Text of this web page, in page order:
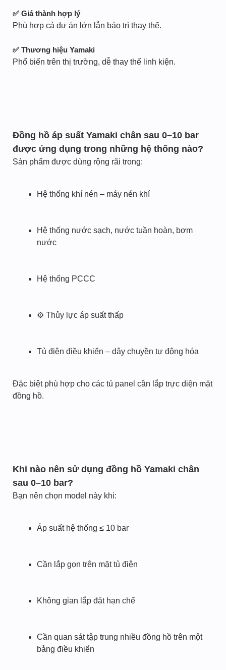
✅ Giá thành hợp lý
Phù hợp cả dự án lớn lẫn bảo trì thay thế.
✅ Thương hiệu Yamaki
Phổ biến trên thị trường, dễ thay thế linh kiện.
Đồng hồ áp suất Yamaki chân sau 0–10 bar
được ứng dụng trong những hệ thống nào?
Sản phẩm được dùng rộng rãi trong:
Hệ thống khí nén – máy nén khí
Hệ thống nước sạch, nước tuần hoàn, bơm
nước
Hệ thống PCCC
⚙ Thủy lực áp suất thấp
Tủ điện điều khiển – dây chuyền tự động hóa
Đặc biệt phù hợp cho các tủ panel cần lắp trực diện mặt
đồng hồ.
Khi nào nên sử dụng đồng hồ Yamaki chân
sau 0–10 bar?
Bạn nên chọn model này khi:
Áp suất hệ thống ≤ 10 bar
Cần lắp gọn trên mặt tủ điện
Không gian lắp đặt hạn chế
Cần quan sát tập trung nhiều đồng hồ trên một
bảng điều khiển